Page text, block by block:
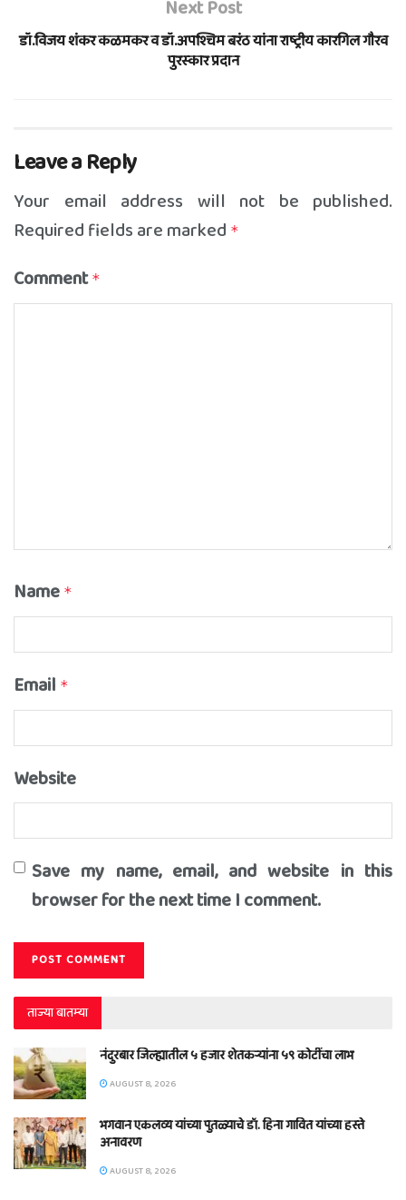
Next Post
डॉ.विजय शंकर कळमकर व डॉ.अपश्चिम बरंठ यांना राष्ट्रीय कारगिल गौरव
पुरस्कार प्रदान
Leave a Reply
Your email address will not be published.
Required fields are marked *
Comment *
Name *
Email *
Website
Save my name, email, and website in this
browser for the next time I comment.
ताज्या बातम्या
नंदुरबार जिल्ह्यातील ५ हजार शेतकऱ्यांना ५९ कोटींचा लाभ
AUGUST 8, 2026
भगवान एकलव्य यांच्या पुतळ्याचे डॉ. हिना गावित यांच्या हस्ते
अनावरण
AUGUST 8, 2026